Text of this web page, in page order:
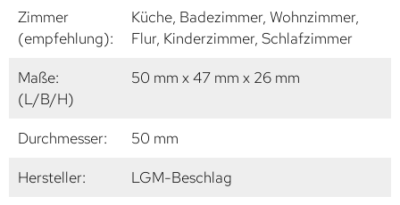
Zimmer
(empfehlung):
Küche, Badezimmer, Wohnzimmer,
Flur, Kinderzimmer, Schlafzimmer
Maße:
(L/B/H)
50 mm x 47 mm x 26 mm
Durchmesser:
50 mm
Hersteller:
LGM-Beschlag